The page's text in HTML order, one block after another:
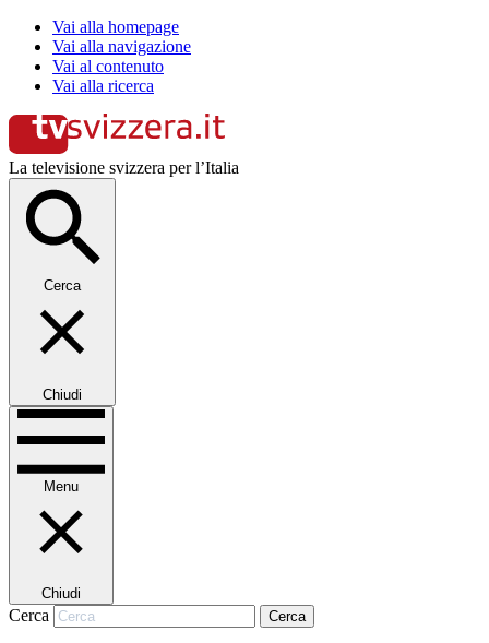
Vai alla homepage
Vai alla navigazione
Vai al contenuto
Vai alla ricerca
La televisione svizzera per l’Italia
Cerca
Chiudi
Menu
Chiudi
Cerca Cerca